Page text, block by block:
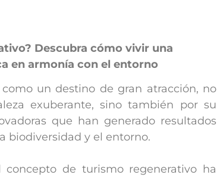
Descubra cómo vivir una
en armonía con el entorno
un destino de gran atracción, no
exuberante, sino también por su
que han generado resultados
biodiversidad y el entorno.
concepto de turismo regenerativo ha